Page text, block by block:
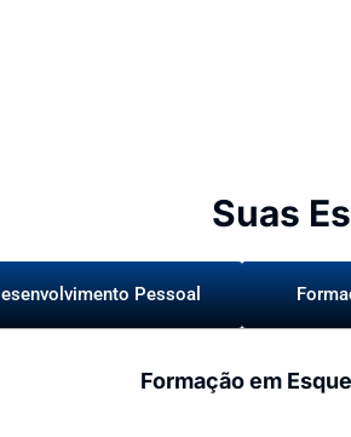
Suas
Pessoal
Formação em